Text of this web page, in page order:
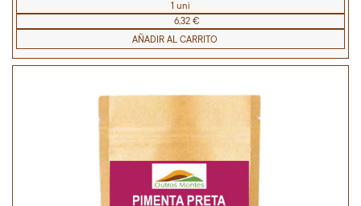
1 uni
6,32 €
AÑADIR AL CARRITO